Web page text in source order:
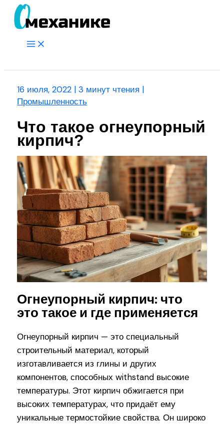
Перейти
Main
16 июля, 2022 |3 минут чтения |
Промышленность
Что такое огнеупорный
кирпич?
Огнеупорный кирпич: что
это такое и где применяется
Огнеупорный кирпич — это специальный
строительный материал, который
изготавливается из глины и других
компонентов, способных withstand высокие
температуры. Этот кирпич обжигается при
высоких температурах, что придаёт ему
уникальные термостойкие свойства. Он широко